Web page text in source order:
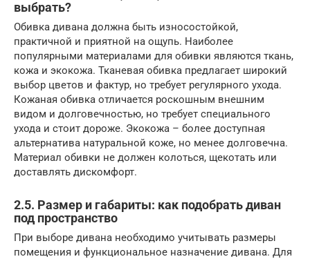
выбрать?
Обивка дивана должна быть износостойкой,
практичной и приятной на ощупь. Наиболее
популярными материалами для обивки являются ткань,
кожа и экокожа. Тканевая обивка предлагает широкий
выбор цветов и фактур, но требует регулярного ухода.
Кожаная обивка отличается роскошным внешним
видом и долговечностью, но требует специального
ухода и стоит дороже. Экокожа – более доступная
альтернатива натуральной коже, но менее долговечна.
Материал обивки не должен колоться, щекотать или
доставлять дискомфорт.
2.5. Размер и габариты: как подобрать диван
под пространство
При выборе дивана необходимо учитывать размеры
помещения и функциональное назначение дивана. Для